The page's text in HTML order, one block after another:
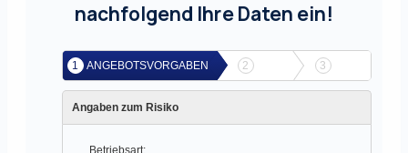
nachfolgend Ihre Daten ein!